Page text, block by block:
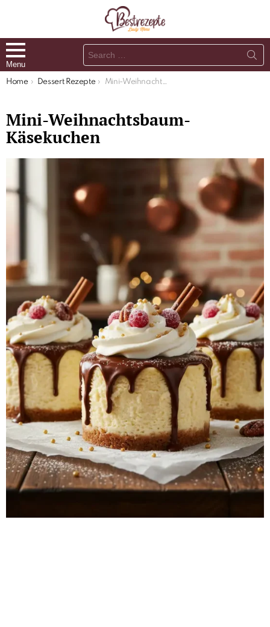
Menu
Search
for:
You are here:
Home Dessert Rezepte Mini-Weihnachtsbaum-Käsekuchen
Mini-Weihnachtsbaum-
Käsekuchen